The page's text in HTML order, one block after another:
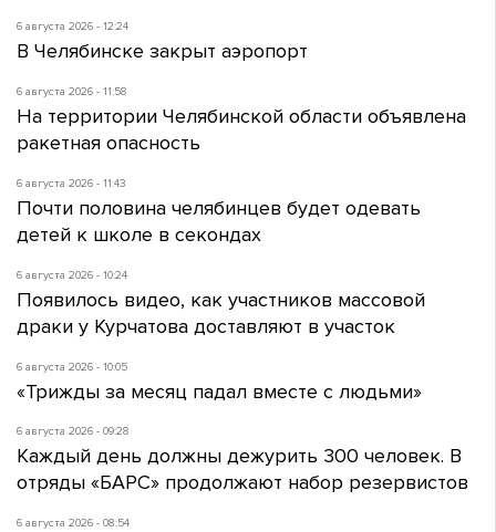
6 августа 2026 - 12:24
В Челябинске закрыт аэропорт
6 августа 2026 - 11:58
На территории Челябинской области объявлена
ракетная опасность
6 августа 2026 - 11:43
Почти половина челябинцев будет одевать
детей к школе в секондах
6 августа 2026 - 10:24
Появилось видео, как участников массовой
драки у Курчатова доставляют в участок
6 августа 2026 - 10:05
«Трижды за месяц падал вместе с людьми»
6 августа 2026 - 09:28
Каждый день должны дежурить 300 человек. В
отряды «БАРС» продолжают набор резервистов
6 августа 2026 - 08:54